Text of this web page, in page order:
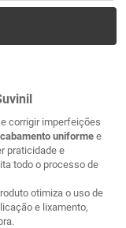
corrigir imperfeições
uniforme e
praticidade e
todo o processo de
otimiza o uso de
e lixamento,